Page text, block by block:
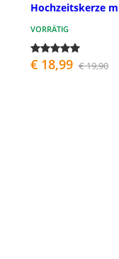
Hochzeitskerze
VORRÄTIG
€ 18,99 € 19,90